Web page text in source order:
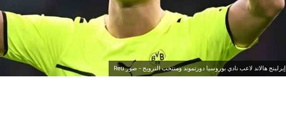
إيرلينج هالاند لاعب نادي بوروسيا دورتموند ومنتخب النرويج - صور Reu